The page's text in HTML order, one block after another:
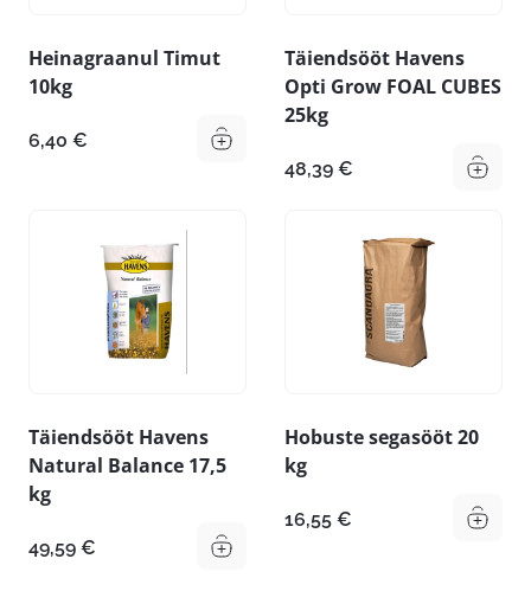
Heinagraanul Timut
10kg
6,40 €
Täiendsööt Havens
Opti Grow FOAL CUBES
25kg
48,39 €
Täiendsööt Havens
Natural Balance 17,5
kg
49,59 €
Hobuste segasööt 20
kg
16,55 €